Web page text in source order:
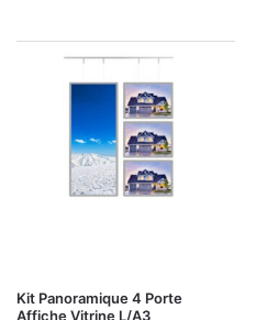
Kit Panoramique 4 Porte
Affiche Vitrine L/A3